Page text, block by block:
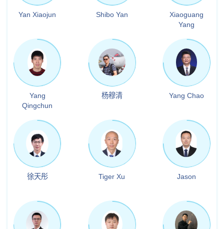
Yan Xiaojun Shibo Yan
Xiaoguang
Yang
Yang
Qingchun
杨穆清 Yang Chao
徐天彤 Tiger Xu Jason